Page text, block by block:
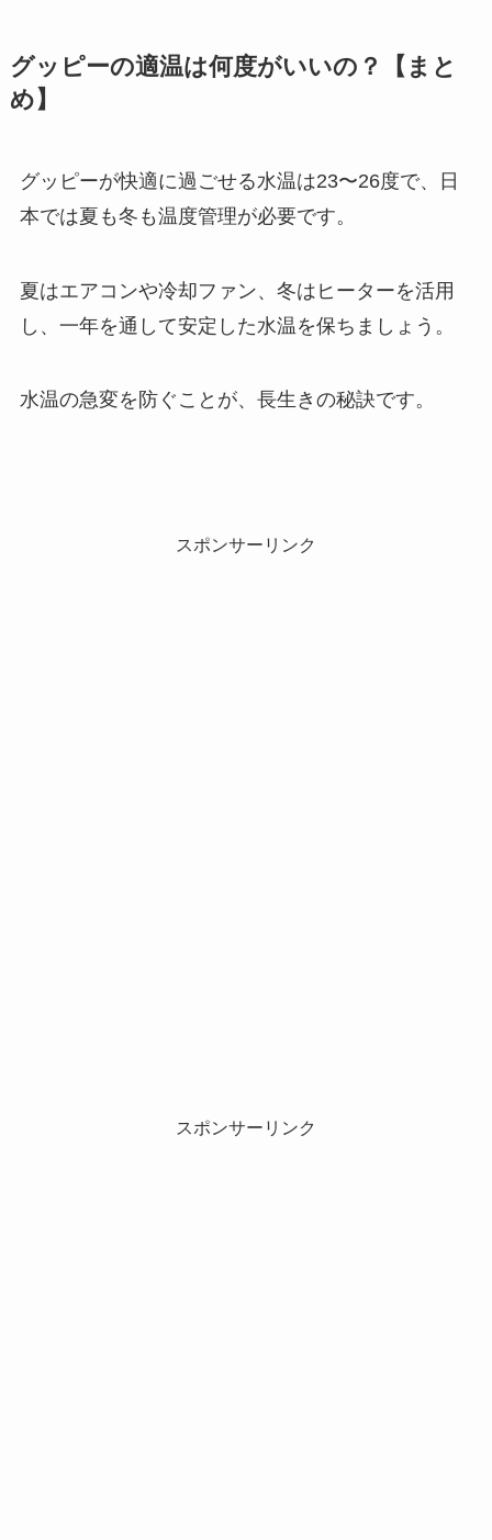
グッピーの適温は何度がいいの？【まと
め】
グッピーが快適に過ごせる水温は23〜26度で、日
本では夏も冬も温度管理が必要です。
夏はエアコンや冷却ファン、冬はヒーターを活用
し、一年を通して安定した水温を保ちましょう。
水温の急変を防ぐことが、長生きの秘訣です。
スポンサーリンク
スポンサーリンク